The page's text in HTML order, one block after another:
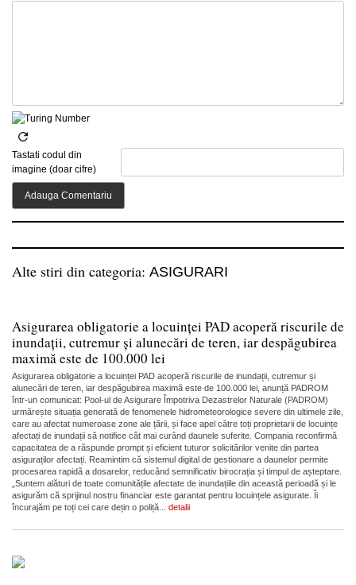
Tastati codul din
imagine (doar cifre)
Alte stiri din categoria: ASIGURARI
Asigurarea obligatorie a locuinței PAD acoperă riscurile de
inundații, cutremur și alunecări de teren, iar despăgubirea
maximă este de 100.000 lei
Asigurarea obligatorie a locuinței PAD acoperă riscurile de inundații, cutremur și
alunecări de teren, iar despăgubirea maximă este de 100.000 lei, anunță PADROM
într-un comunicat: Pool-ul de Asigurare Împotriva Dezastrelor Naturale (PADROM)
urmărește situația generată de fenomenele hidrometeorologice severe din ultimele zile,
care au afectat numeroase zone ale țării, și face apel către toți proprietarii de locuințe
afectați de inundații să notifice cât mai curând daunele suferite. Compania reconfirmă
capacitatea de a răspunde prompt și eficient tuturor solicitărilor venite din partea
asiguraților afectați. Reamintim că sistemul digital de gestionare a daunelor permite
procesarea rapidă a dosarelor, reducând semnificativ birocrația și timpul de așteptare.
„Suntem alături de toate comunitățile afectate de inundațiile din această perioadă și le
asigurăm că sprijinul nostru financiar este garantat pentru locuințele asigurate. Îi
încurajăm pe toți cei care dețin o poliță... detalii